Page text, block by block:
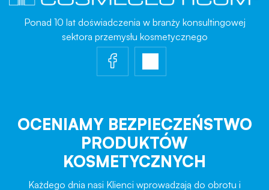
Ponad 10 lat doświadczenia w branży konsultingowej
sektora przemysłu kosmetycznego
OCENIAMY BEZPIECZEŃSTWO
PRODUKTÓW
KOSMETYCZNYCH
Każdego dnia nasi Klienci wprowadzają do obrotu i